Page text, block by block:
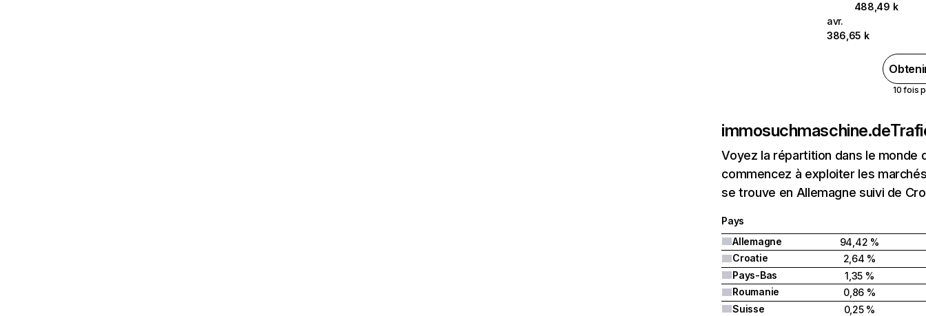
488,49 k
avr.
386,65 k
10 fois
immosuchmaschine.de
Voyez la répartition dans le
commencez à exploiter les
se trouve en Allemagne suivi de
Pays
Allemagne
94,42 %
Croatie
2,64 %
Pays-Bas
1,35 %
Roumanie
0,86 %
Suisse
0,25 %